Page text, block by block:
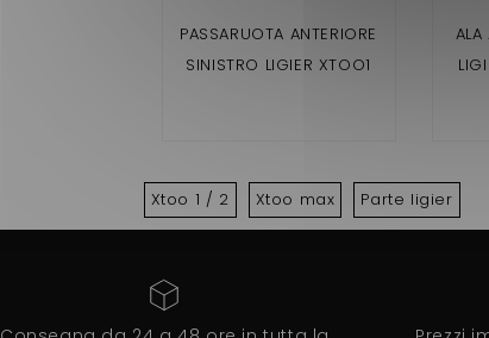
PASSARUOTA ANTERIORE
SINISTRO LIGIER XTOO1
ALA
Xtoo 1 / 2 Xtoo max Parte ligier